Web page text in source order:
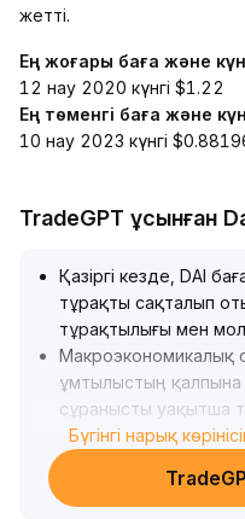
жетті.
Ең жоғары баға және
12 нау 2020 күнгі $1.22
Ең төменгі баға және
10 нау 2023 күнгі
TradeGPT ұсынған
Қазіргі кезде, DAI
тұрақты сақталып
тұрақтылығы мен мол
Макроэкономикалық
ұмтылыстың қалпына
сұранысты уақытша
жағдайлары мен
негізгі қолданысын
Дүниежүзілік
Бүгінгі нарық